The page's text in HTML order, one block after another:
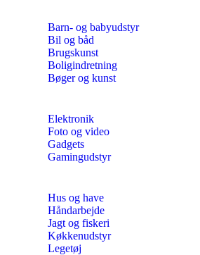
Barn- og babyudstyr
Bil og båd
Brugskunst
Boligindretning
Bøger og kunst
Elektronik
Foto og video
Gadgets
Gamingudstyr
Hus og have
Håndarbejde
Jagt og fiskeri
Køkkenudstyr
Legetøj